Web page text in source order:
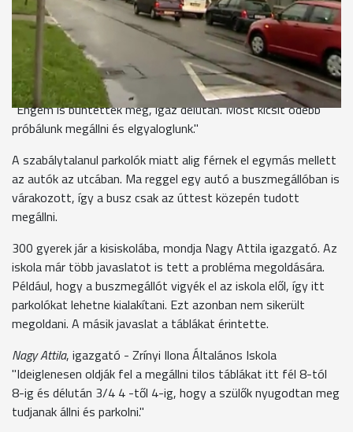
Vanek Rudolf
"A reggeli elég problémás, látják Önök is: elindulni, megállni.
minden problémás."
Bertalanné Gál Eszter
"Engem is büntettek meg, igaz délután. Most kicsit odébb
próbálunk megállni és elgyaloglunk."
A szabálytalanul parkolók miatt alig férnek el egymás mellett
az autók az utcában. Ma reggel egy autó a buszmegállóban is
várakozott, így a busz csak az úttest közepén tudott
megállni.
300 gyerek jár a kisiskolába, mondja Nagy Attila igazgató. Az
iskola már több javaslatot is tett a probléma megoldására.
Például, hogy a buszmegállót vigyék el az iskola elől, így itt
parkolókat lehetne kialakítani. Ezt azonban nem sikerült
megoldani. A másik javaslat a táblákat érintette.
Nagy Attila, igazgató - Zrínyi Ilona Általános Iskola
"Ideiglenesen oldják fel a megállni tilos táblákat itt fél 8-tól
8-ig és délután 3/4 4 -től 4-ig, hogy a szülők nyugodtan meg
tudjanak állni és parkolni."